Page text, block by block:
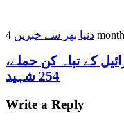
دنیا بھر سے خبریں 4
کے تباہ کن حملے،
254 شہید
Write a Reply